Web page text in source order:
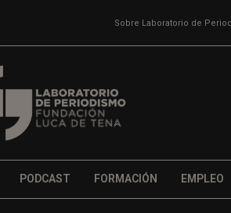
Sobre Laboratorio de
PODCAST FORMACIÓN EMPLEO